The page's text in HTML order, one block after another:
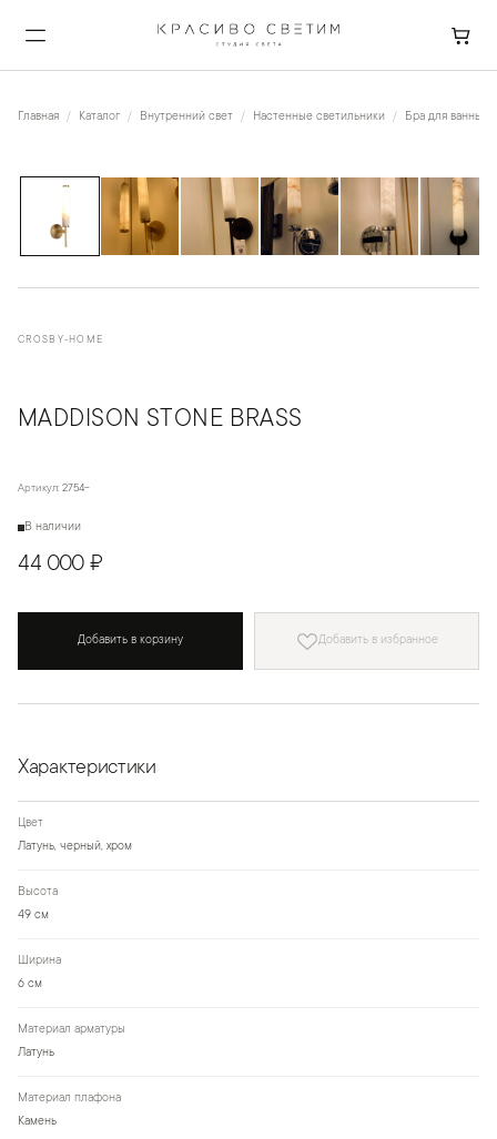
Главная Каталог Внутренний свет Настенные светильники Бра для ванных
CROSBY-HOME
MADDISON STONE BRASS
Артикул: 2754-
В наличии
44 000 ₽
Добавить в корзину Добавить в избранное
Характеристики
Цвет
Латунь, черный, хром
Высота
49 см
Ширина
6 см
Материал арматуры
Латунь
Материал плафона
Камень